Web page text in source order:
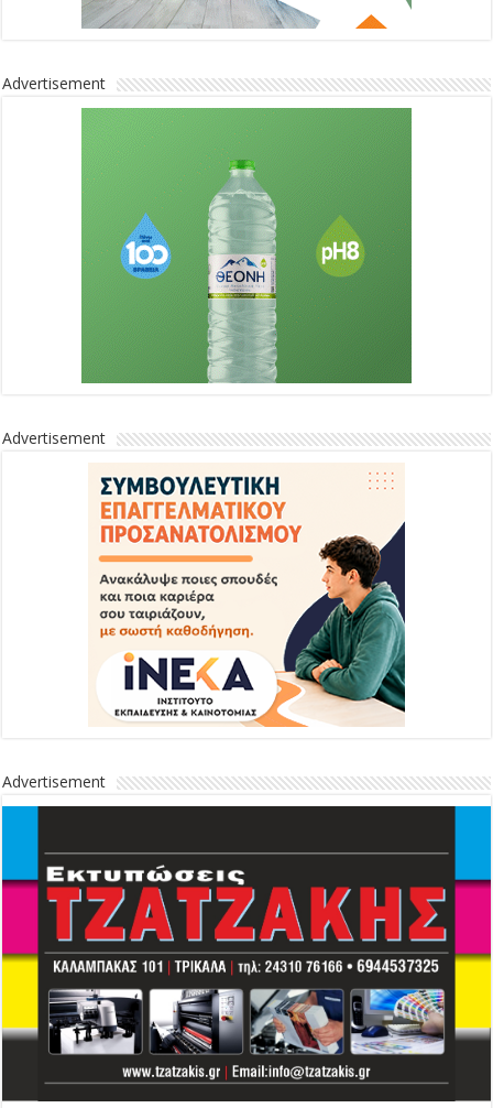
Advertisement
Advertisement
Advertisement